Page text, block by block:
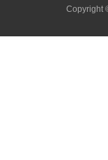
Copyright